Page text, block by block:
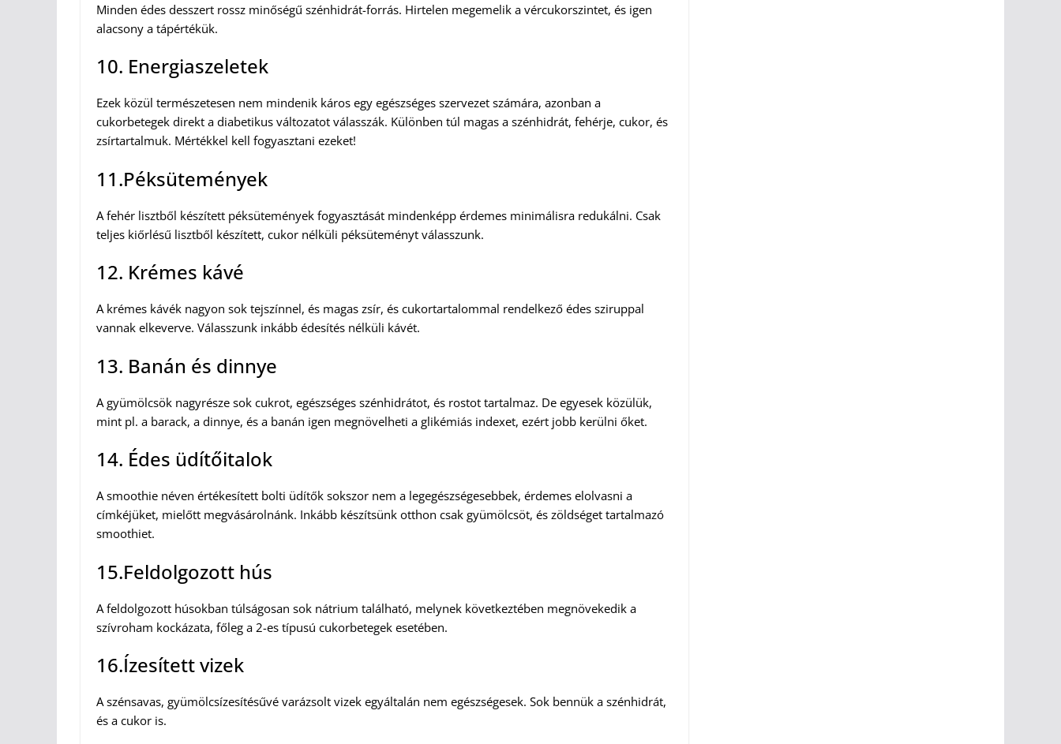
Minden édes desszert rossz minőségű szénhidrát-forrás. Hirtelen megemelik a vércukorszintet, és igen
alacsony a tápértékük.
10. Energiaszeletek
Ezek közül természetesen nem mindenik káros egy egészséges szervezet számára, azonban a
cukorbetegek direkt a diabetikus változatot válasszák. Különben túl magas a szénhidrát, fehérje, cukor, és
zsírtartalmuk. Mértékkel kell fogyasztani ezeket!
11.Péksütemények
A fehér lisztből készített péksütemények fogyasztását mindenképp érdemes minimálisra redukálni. Csak
teljes kiőrlésű lisztből készített, cukor nélküli péksüteményt válasszunk.
12. Krémes kávé
A krémes kávék nagyon sok tejszínnel, és magas zsír, és cukortartalommal rendelkező édes sziruppal
vannak elkeverve. Válasszunk inkább édesítés nélküli kávét.
13. Banán és dinnye
A gyümölcsök nagyrésze sok cukrot, egészséges szénhidrátot, és rostot tartalmaz. De egyesek közülük,
mint pl. a barack, a dinnye, és a banán igen megnövelheti a glikémiás indexet, ezért jobb kerülni őket.
14. Édes üdítőitalok
A smoothie néven értékesített bolti üdítők sokszor nem a legegészségesebbek, érdemes elolvasni a
címkéjüket, mielőtt megvásárolnánk. Inkább készítsünk otthon csak gyümölcsöt, és zöldséget tartalmazó
smoothiet.
15.Feldolgozott hús
A feldolgozott húsokban túlságosan sok nátrium található, melynek következtében megnövekedik a
szívroham kockázata, főleg a 2-es típusú cukorbetegek esetében.
16.Ízesített vizek
A szénsavas, gyümölcsízesítésűvé varázsolt vizek egyáltalán nem egészségesek. Sok bennük a szénhidrát,
és a cukor is.